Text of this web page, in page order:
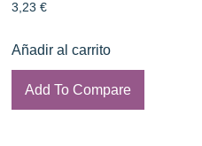
3,23 €
Añadir al carrito
Add To Compare